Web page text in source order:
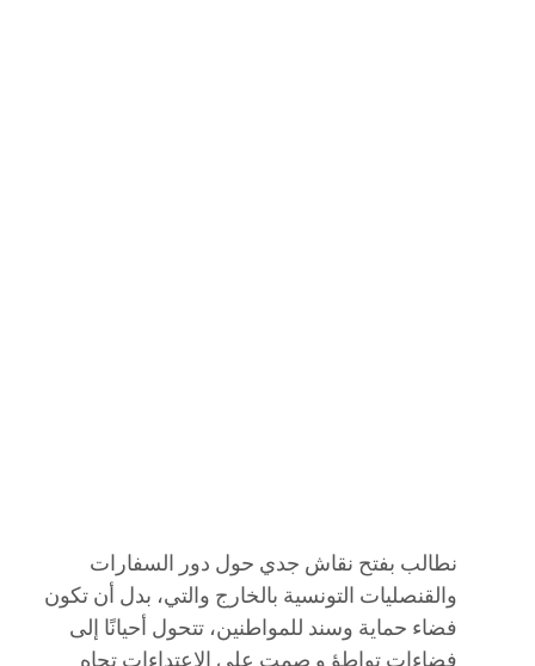
نطالب بفتح نقاش جدي حول دور السفارات
والقنصليات التونسية بالخارج والتي، بدل أن تكون
فضاء حماية وسند للمواطنين، تتحول أحيانًا إلى